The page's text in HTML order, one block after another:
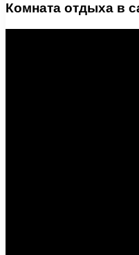
Комната отдыха в